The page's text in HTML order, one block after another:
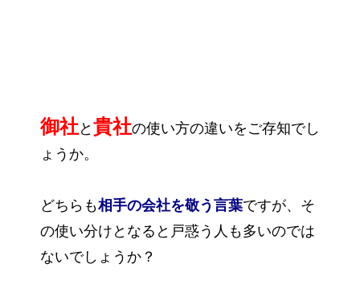
御社と 貴社の使い方の違いをご存知でし
ょうか。
どちらも相手の会社を敬う言葉ですが、そ
の使い分けとなると戸惑う人も多いのでは
ないでしょうか？